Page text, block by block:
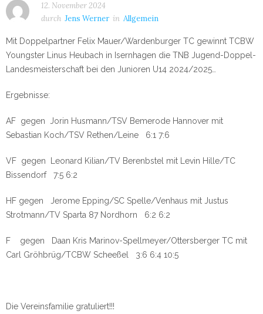
12. November 2024
durch Jens Werner in Allgemein
Mit Doppelpartner Felix Mauer/Wardenburger TC gewinnt TCBW
Youngster Linus Heubach in Isernhagen die TNB Jugend-Doppel-
Landesmeisterschaft bei den Junioren U14 2024/2025…
Ergebnisse:
AF gegen Jorin Husmann/TSV Bemerode Hannover mit
Sebastian Koch/TSV Rethen/Leine 6:1 7:6
VF gegen Leonard Kilian/TV Berenbstel mit Levin Hille/TC
Bissendorf 7:5 6:2
HF gegen Jerome Epping/SC Spelle/Venhaus mit Justus
Strotmann/TV Sparta 87 Nordhorn 6:2 6:2
F gegen Daan Kris Marinov-Spellmeyer/Ottersberger TC mit
Carl Gröhbrüg/TCBW Scheeßel 3:6 6:4 10:5
Die Vereinsfamilie gratuliert!!!